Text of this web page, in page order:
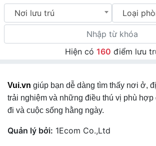
Nơi lưu trú Loại
Hiện có 160 điểm lưu
Vui.vn giúp bạn dễ dàng tìm thấy nơi ở,
trải nghiệm và những điều thú vị phù hợp
đi và cuộc sống hằng ngày.
Quản lý bởi: 1Ecom Co.,Ltd